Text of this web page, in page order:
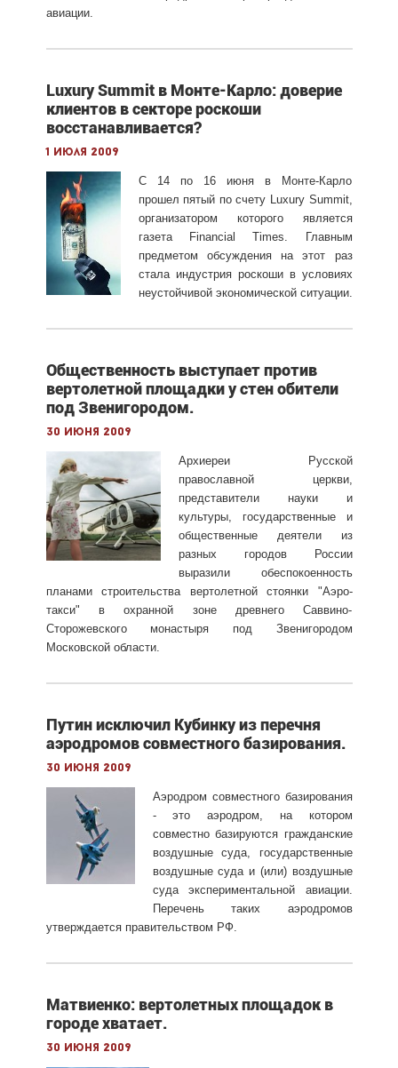
авиации.
Luxury Summit в Монте-Карло: доверие
клиентов в секторе роскоши
восстанавливается?
1 июля 2009
С 14 по 16 июня в Монте-Карло
прошел пятый по счету Luxury Summit,
организатором которого является
газета Financial Times. Главным
предметом обсуждения на этот раз
стала индустрия роскоши в условиях
неустойчивой экономической ситуации.
Общественность выступает против
вертолетной площадки у стен обители
под Звенигородом.
30 июня 2009
Архиереи Русской
православной церкви,
представители науки и
культуры, государственные и
общественные деятели из
разных городов России
выразили обеспокоенность
планами строительства вертолетной стоянки "Аэро-
такси" в охранной зоне древнего Саввино-
Сторожевского монастыря под Звенигородом
Московской области.
Путин исключил Кубинку из перечня
аэродромов совместного базирования.
30 июня 2009
Аэродром совместного базирования
- это аэродром, на котором
совместно базируются гражданские
воздушные суда, государственные
воздушные суда и (или) воздушные
суда экспериментальной авиации.
Перечень таких аэродромов
утверждается правительством РФ.
Матвиенко: вертолетных площадок в
городе хватает.
30 июня 2009